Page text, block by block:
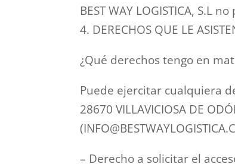
BEST WAY LOGISTICA, S.L
4. DERECHOS QUE LE
¿Qué derechos tengo en
Puede ejercitar cualquiera
28670 VILLAVICIOSA DE
– Derecho a solicitar el